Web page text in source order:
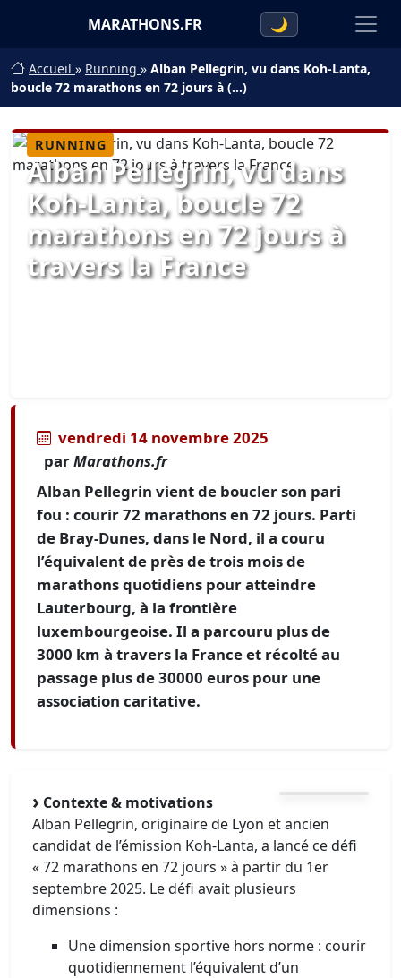
MARATHONS.FR 🌙
Accueil » Running » Alban Pellegrin, vu dans Koh-Lanta,
boucle 72 marathons en 72 jours à (…)
RUNNING
Alban Pellegrin, vu dans
Koh-Lanta, boucle 72
marathons en 72 jours à
travers la France
vendredi 14 novembre 2025
parMarathons.fr
Alban Pellegrin vient de boucler son pari
fou : courir 72 marathons en 72 jours. Parti
de Bray-Dunes, dans le Nord, il a couru
l’équivalent de près de trois mois de
marathons quotidiens pour atteindre
Lauterbourg, à la frontière
luxembourgeoise. Il a parcouru plus de
3000 km à travers la France et récolté au
passage plus de 30000 euros pour une
association caritative.
Contexte & motivations
Alban Pellegrin, originaire de Lyon et ancien
candidat de l’émission Koh‑Lanta, a lancé ce défi
« 72 marathons en 72 jours » à partir du 1er
septembre 2025. Le défi avait plusieurs
dimensions :
Une dimension sportive hors norme : courir
quotidiennement l’équivalent d’un